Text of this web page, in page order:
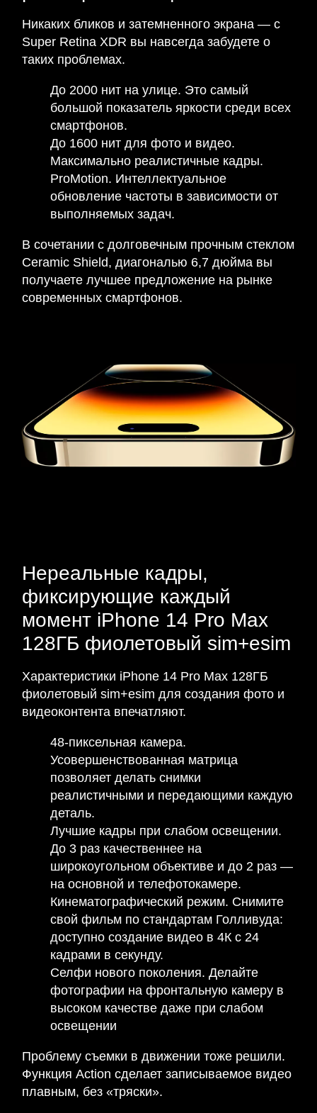
Никаких бликов и затемненного экрана — с
Super Retina XDR вы навсегда забудете о
таких проблемах.
До 2000 нит на улице. Это самый
большой показатель яркости среди всех
смартфонов.
До 1600 нит для фото и видео.
Максимально реалистичные кадры.
ProMotion. Интеллектуальное
обновление частоты в зависимости от
выполняемых задач.
В сочетании с долговечным прочным стеклом
Ceramic Shield, диагональю 6,7 дюйма вы
получаете лучшее предложение на рынке
современных смартфонов.
Нереальные кадры,
фиксирующие каждый
момент iPhone 14 Pro Max
128ГБ фиолетовый sim+esim
Характеристики iPhone 14 Pro Max 128ГБ
фиолетовый sim+esim для создания фото и
видеоконтента впечатляют.
48-пиксельная камера.
Усовершенствованная матрица
позволяет делать снимки
реалистичными и передающими каждую
деталь.
Лучшие кадры при слабом освещении.
До 3 раз качественнее на
широкоугольном объективе и до 2 раз —
на основной и телефотокамере.
Кинематографический режим. Снимите
свой фильм по стандартам Голливуда:
доступно создание видео в 4К с 24
кадрами в секунду.
Селфи нового поколения. Делайте
фотографии на фронтальную камеру в
высоком качестве даже при слабом
освещении
Проблему съемки в движении тоже решили.
Функция Action сделает записываемое видео
плавным, без «тряски».